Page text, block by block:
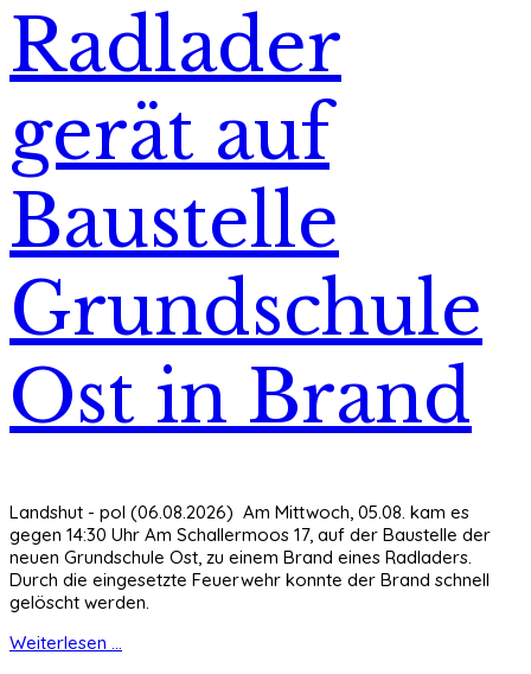
Radlader
gerät auf
Baustelle
Grundschule
Ost in Brand
Landshut - pol (06.08.2026) Am Mittwoch, 05.08. kam es
gegen 14:30 Uhr Am Schallermoos 17, auf der Baustelle der
neuen Grundschule Ost, zu einem Brand eines Radladers.
Durch die eingesetzte Feuerwehr konnte der Brand schnell
gelöscht werden.
Weiterlesen ...